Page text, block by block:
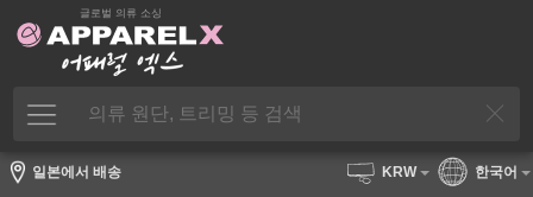
글로벌 의류 소싱
일본에서 배송
KRW 한국어